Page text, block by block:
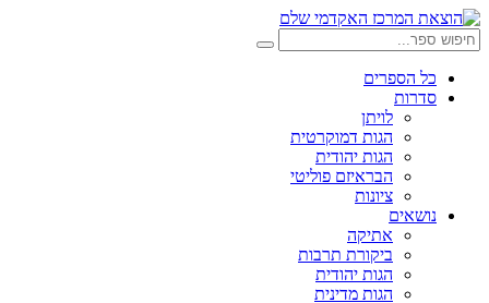
דלג
לתוכן
חיפוש:
חיפוש
כל הספרים
סדרות
לויתן
הגות דמוקרטית
הגות יהודית
הבראיזם פוליטי
ציונות
נושאים
אתיקה
ביקורת תרבות
הגות יהודית
הגות מדינית